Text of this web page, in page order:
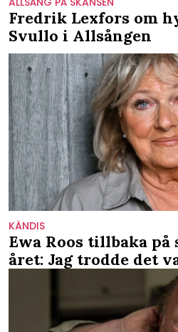
Fredrik Lexfors om
Svullo i Allsången
KÄNDIS
Ewa Roos tillbaka
året: Jag trodde det